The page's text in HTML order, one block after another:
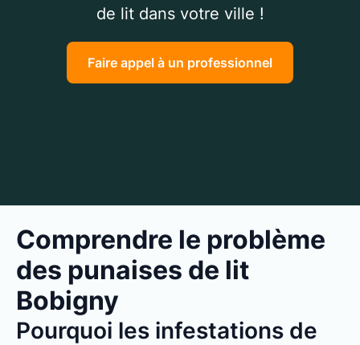
de lit dans votre ville !
Faire appel à un professionnel
Comprendre le problème
des punaises de lit
Bobigny
Pourquoi les infestations de